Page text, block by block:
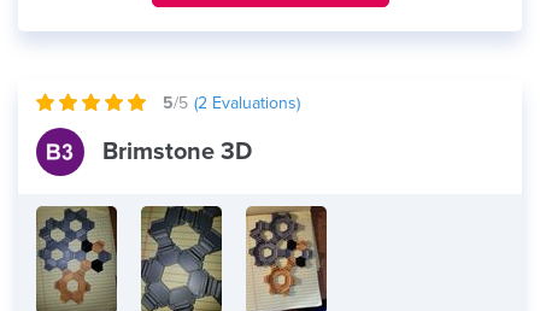
5/5 (2 Evaluations)
Brimstone 3D